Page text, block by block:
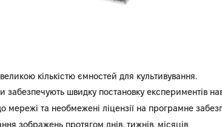
кількістю ємностей для культивування.
забезпечують швидку постановку експериментів
мережі та необмежені ліцензії на програмне
зображень протягом днів, тижнів, місяців